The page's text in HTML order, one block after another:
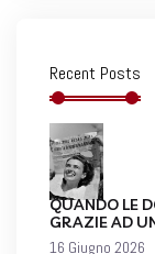
Recent Posts
QUANDO LE
GRAZIE AD
16 Giugno 2026